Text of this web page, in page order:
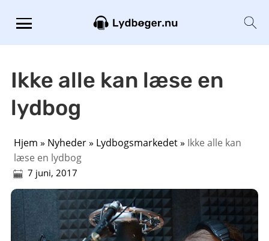
Ikke alle kan læse en
lydbog
Hjem » Nyheder» Lydbogsmarkedet» Ikke alle kan
læse en lydbog
7 juni, 2017